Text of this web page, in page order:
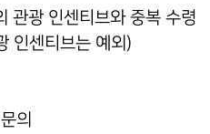
관광 인센티브와 중복 수령
인센티브는 예외)
의